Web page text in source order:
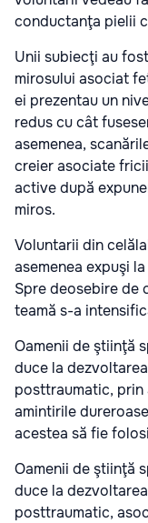
conductanţa pielii
Unii subiecţi au
mirosului asociat
ei prezentau un
redus cu cât
asemenea,
creier asociate
active după
miros.
Voluntarii din
asemenea expuşi
Spre deosebire de
teamă s-a
Oamenii de ştiinţă
duce la
posttraumatic, prin
amintirile
acestea să fie
Oamenii de ştiinţă
duce la
posttraumatic,